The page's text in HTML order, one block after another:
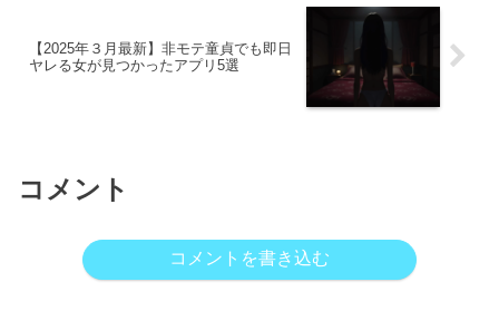
【2025年３月最新】非モテ童貞でも即日
ヤレる女が見つかったアプリ5選
コメント
コメントを書き込む